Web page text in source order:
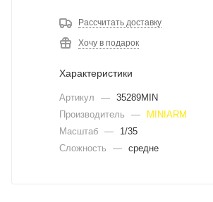
Рассчитать доставку
Хочу в подарок
Характеристики
Артикул — 35289MIN
Производитель
—
MINIARM
Масштаб —
1/35
Сложность
— средне